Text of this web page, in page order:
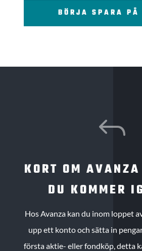
BÖRJA SPARA PÅ
J
KORT OM
DU KOMMER
Hos Avanza kan du inom loppet
upp ett konto och sätta in
första aktie- eller fondköp, detta